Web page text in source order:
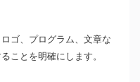
ゴ、プログラム、文章な
ことを明確にします。